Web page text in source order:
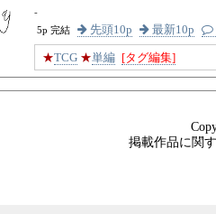
-
5p 完結
先頭10p 最新10p
★TCG ★単編 [タグ編集]
掲載作品に関